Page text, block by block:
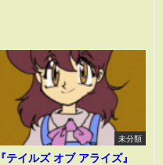
未分類
『テイルズ オブ アライズ』